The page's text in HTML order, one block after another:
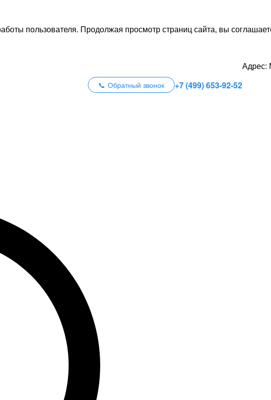
пользователя. Продолжая просмотр страниц сайта, вы
Обратный звонок +7 (499) 653-92-52
Адрес: